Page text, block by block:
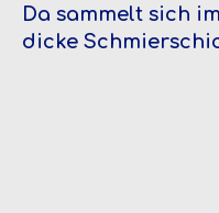
Da sammelt sich
dicke